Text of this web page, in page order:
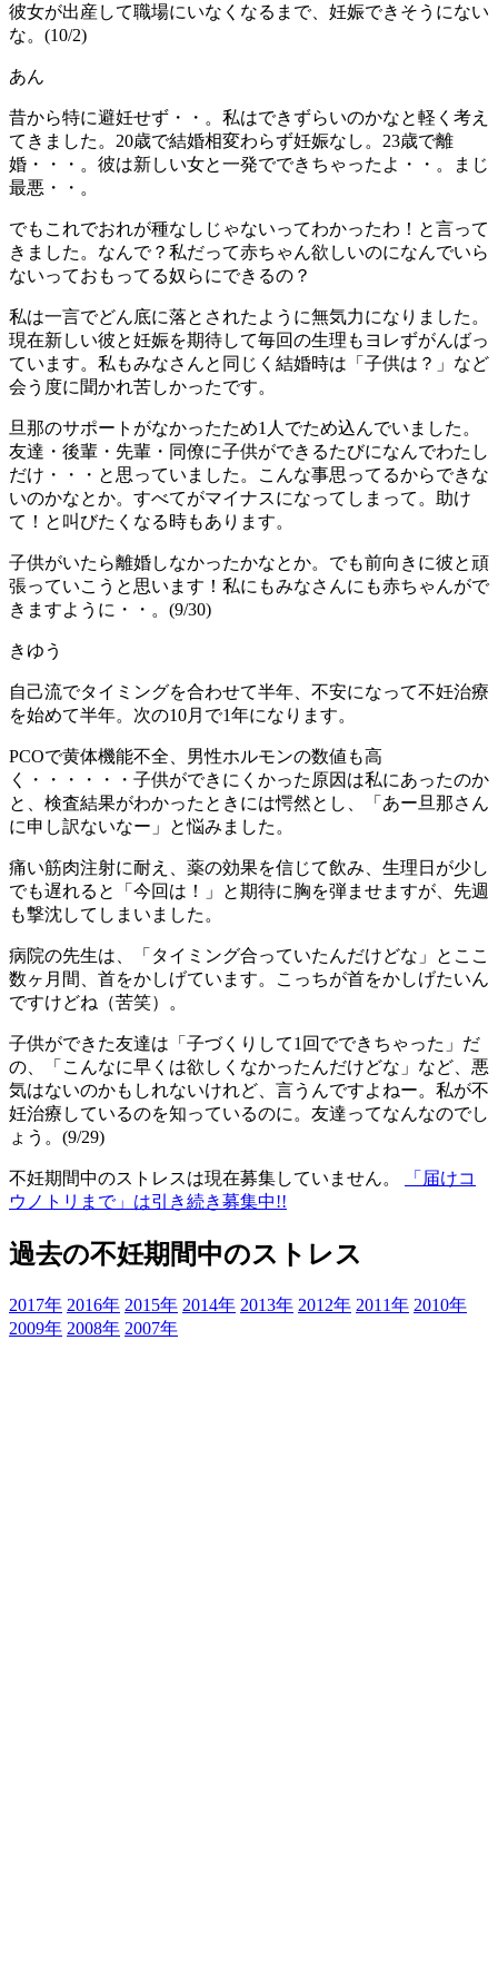
彼女が出産して職場にいなくなるまで、妊娠できそうにない
な。(10/2)
あん
昔から特に避妊せず・・。私はできずらいのかなと軽く考え
てきました。20歳で結婚相変わらず妊娠なし。23歳で離
婚・・・。彼は新しい女と一発でできちゃったよ・・。まじ
最悪・・。
でもこれでおれが種なしじゃないってわかったわ！と言って
きました。なんで？私だって赤ちゃん欲しいのになんでいら
ないっておもってる奴らにできるの？
私は一言でどん底に落とされたように無気力になりました。
現在新しい彼と妊娠を期待して毎回の生理もヨレずがんばっ
ています。私もみなさんと同じく結婚時は「子供は？」など
会う度に聞かれ苦しかったです。
旦那のサポートがなかったため1人でため込んでいました。
友達・後輩・先輩・同僚に子供ができるたびになんでわたし
だけ・・・と思っていました。こんな事思ってるからできな
いのかなとか。すべてがマイナスになってしまって。助け
て！と叫びたくなる時もあります。
子供がいたら離婚しなかったかなとか。でも前向きに彼と頑
張っていこうと思います！私にもみなさんにも赤ちゃんがで
きますように・・。(9/30)
きゆう
自己流でタイミングを合わせて半年、不安になって不妊治療
を始めて半年。次の10月で1年になります。
PCOで黄体機能不全、男性ホルモンの数値も高
く・・・・・・子供ができにくかった原因は私にあったのか
と、検査結果がわかったときには愕然とし、「あー旦那さん
に申し訳ないなー」と悩みました。
痛い筋肉注射に耐え、薬の効果を信じて飲み、生理日が少し
でも遅れると「今回は！」と期待に胸を弾ませますが、先週
も撃沈してしまいました。
病院の先生は、「タイミング合っていたんだけどな」とここ
数ヶ月間、首をかしげています。こっちが首をかしげたいん
ですけどね（苦笑）。
子供ができた友達は「子づくりして1回でできちゃった」だ
の、「こんなに早くは欲しくなかったんだけどな」など、悪
気はないのかもしれないけれど、言うんですよねー。私が不
妊治療しているのを知っているのに。友達ってなんなのでし
ょう。(9/29)
不妊期間中のストレスは現在募集していません。
「届けコ
ウノトリまで」は引き続き募集中!!
過去の不妊期間中のストレス
2017年 2016年 2015年 2014年 2013年 2012年 2011年 2010年
2009年 2008年 2007年